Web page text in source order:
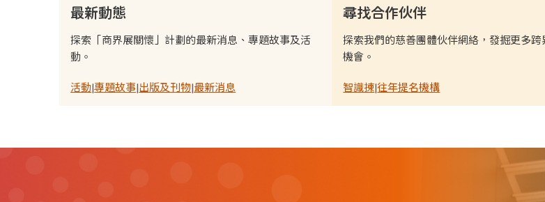
最新動態
探索「商界展關懷」計劃的最新消息、專題故事及活
動。
活動|專題故事|出版及刊物|最新消息
尋找合作伙伴
探索我們的慈善團體伙伴網絡，發掘更多跨
機會。
智識揀|往年提名機構